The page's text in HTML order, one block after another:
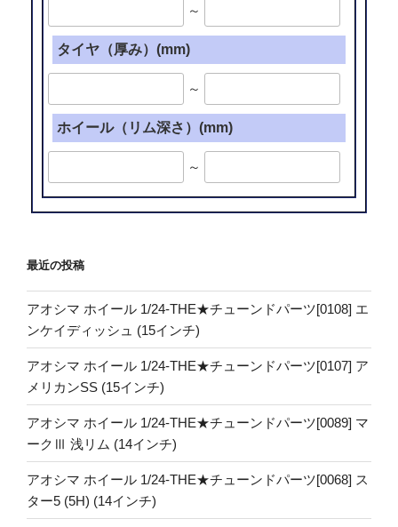
～
タイヤ（厚み）(mm)
～
ホイール（リム深さ）(mm)
～
最近の投稿
アオシマ ホイール 1/24-THE★チューンドパーツ[0108] エ
ンケイディッシュ (15インチ)
アオシマ ホイール 1/24-THE★チューンドパーツ[0107] ア
メリカンSS (15インチ)
アオシマ ホイール 1/24-THE★チューンドパーツ[0089] マ
ークⅢ 浅リム (14インチ)
アオシマ ホイール 1/24-THE★チューンドパーツ[0068] ス
ター5 (5H) (14インチ)